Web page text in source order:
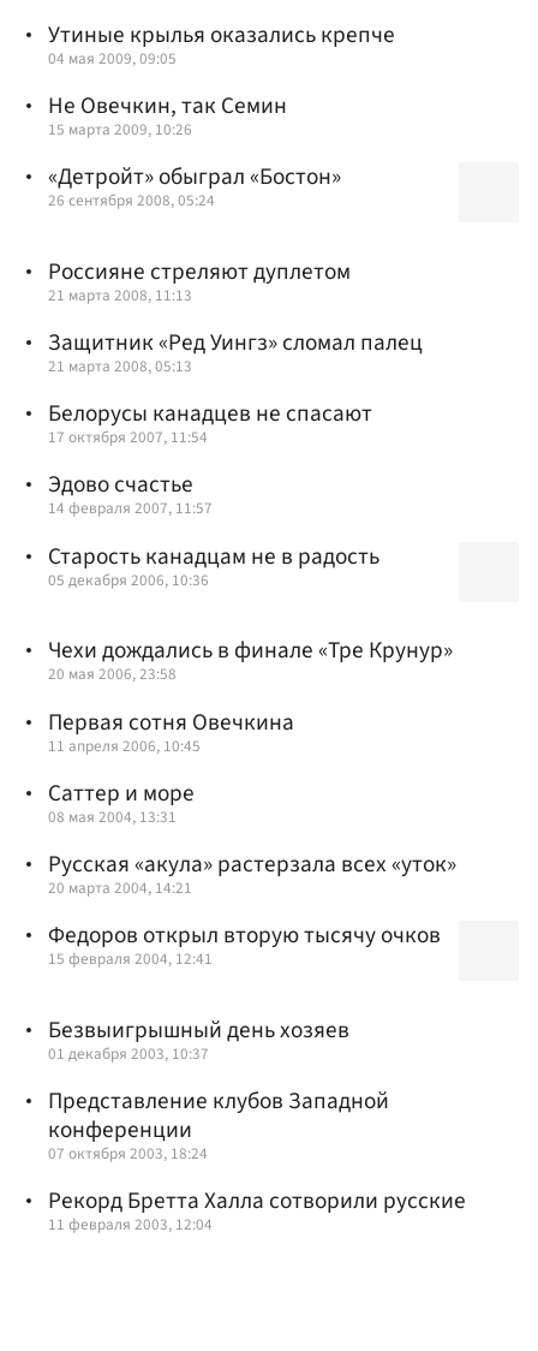
Утиные крылья оказались крепче
04 мая 2009, 09:05
Не Овечкин, так Семин
15 марта 2009, 10:26
«Детройт» обыграл «Бостон»
26 сентября 2008, 05:24
Россияне стреляют дуплетом
21 марта 2008, 11:13
Защитник «Ред Уингз» сломал палец
21 марта 2008, 05:13
Белорусы канадцев не спасают
17 октября 2007, 11:54
Эдово счастье
14 февраля 2007, 11:57
Старость канадцам не в радость
05 декабря 2006, 10:36
Чехи дождались в финале «Тре Крунур»
20 мая 2006, 23:58
Первая сотня Овечкина
11 апреля 2006, 10:45
Саттер и море
08 мая 2004, 13:31
Русская «акула» растерзала всех «уток»
20 марта 2004, 14:21
Федоров открыл вторую тысячу очков
15 февраля 2004, 12:41
Безвыигрышный день хозяев
01 декабря 2003, 10:37
Представление клубов Западной
конференции
07 октября 2003, 18:24
Рекорд Бретта Халла сотворили русские
11 февраля 2003, 12:04